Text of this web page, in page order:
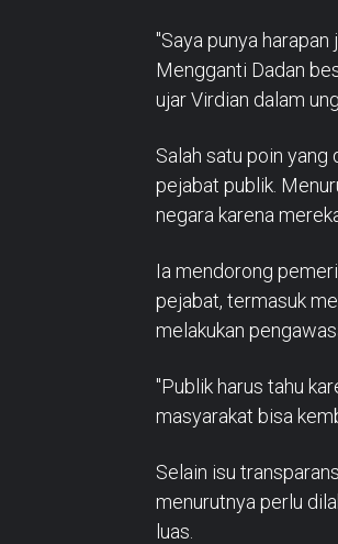
"Saya punya
Mengganti Dadan
ujar Virdian dalam
Salah satu poin yang
pejabat publik.
negara karena
Ia mendorong
pejabat, termasuk
melakukan
"Publik harus tahu
masyarakat bisa
Selain isu
menurutnya perlu
luas.